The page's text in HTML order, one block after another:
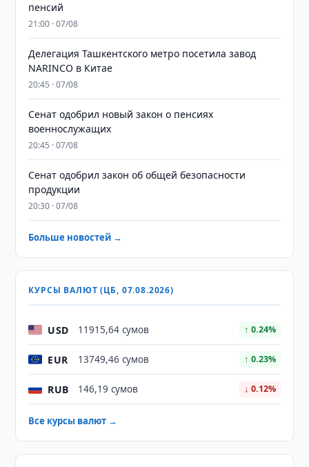
пенсий
21:00 · 07/08
Делегация Ташкентского метро посетила завод
NARINCO в Китае
20:45 · 07/08
Сенат одобрил новый закон о пенсиях
военнослужащих
20:45 · 07/08
Сенат одобрил закон об общей безопасности
продукции
20:30 · 07/08
Больше новостей →
КУРСЫ ВАЛЮТ (ЦБ, 07.08.2026)
USD 11915,64 сумов ↑ 0.24%
EUR 13749,46 сумов ↑ 0.23%
RUB 146,19 сумов ↓ 0.12%
Все курсы валют →